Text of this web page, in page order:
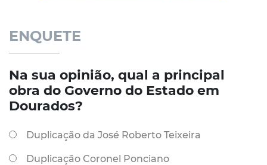
ENQUETE
Na sua opinião, qual a principal
obra do Governo do Estado em
Dourados?
Duplicação da José Roberto Teixeira
Duplicação Coronel Ponciano